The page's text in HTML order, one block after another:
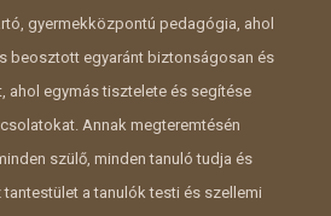
gyermekközpontú pedagógia, ahol
beosztott egyaránt biztonságosan és
ahol egymás tisztelete és segítése
Annak megteremtésén
szülő, minden tanuló tudja és
a tanulók testi és szellemi